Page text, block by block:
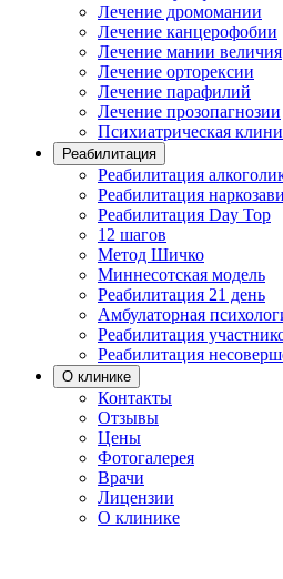
Лечение дромомании
Лечение канцерофобии
Лечение мании величия
Лечение орторексии
Лечение парафилий
Лечение прозопагнозии
Психиатрическая
Реабилитация
Реабилитация
Реабилитация
Реабилитация Day Top
12 шагов
Метод Шичко
Миннесотская модель
Реабилитация 21 день
Амбулаторная
Реабилитация
Реабилитация
О клинике
Контакты
Отзывы
Цены
Фотогалерея
Врачи
Лицензии
О клинике